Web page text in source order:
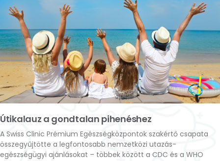
Útikalauz a gondtalan pihenéshez
A Swiss Clinic Prémium Egészségközpontok szakértő csapata
összegyűjtötte a legfontosabb nemzetközi utazás-
egészségügyi ajánlásokat – többek között a CDC és a WHO